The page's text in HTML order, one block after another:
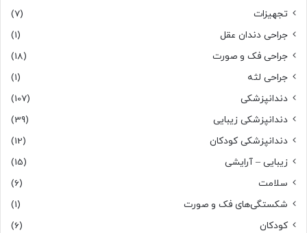
تجهیزات
(7)
جراحی دندان عقل
(1)
جراحی فک و صورت
(18)
جراحی لثه
(1)
دندانپزشکی
(107)
دندانپزشکی زیبایی
(39)
دندانپزشکی کودکان
(12)
زیبایی – آرایشی
(15)
سلامت
(6)
شکستگی‌های فک و صورت
(1)
کودکان
(6)